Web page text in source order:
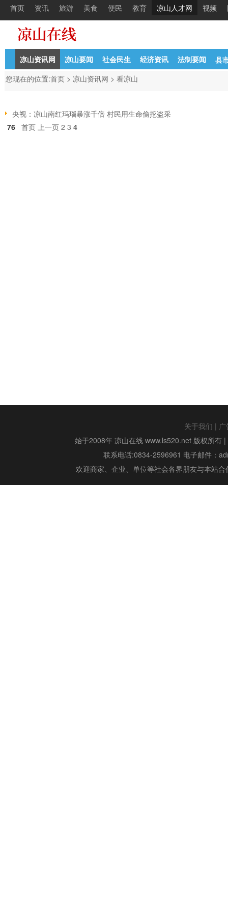
首页 资讯 旅游 美食 便民 教育 凉山人才网 视频
凉山资讯网 凉山要闻 社会民生 经济资讯 法制要闻
县
您现在的位置:首页 > 凉山资讯网 > 看凉山
央视：凉山南红玛瑙暴涨千倍 村民用生命偷挖盗采
76 首页 上一页 2 3 4
关于我们 |
始于2008年 凉山在线 www.ls520.net 版权所
联系电话:0834-2596961 电子邮件：
欢迎商家、企业、单位等社会各界朋友与本站